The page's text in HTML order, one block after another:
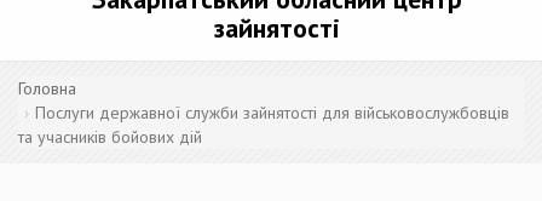
зайнятості
Головна
Послуги державної служби зайнятості для військовослужбовців
та учасників бойових дій